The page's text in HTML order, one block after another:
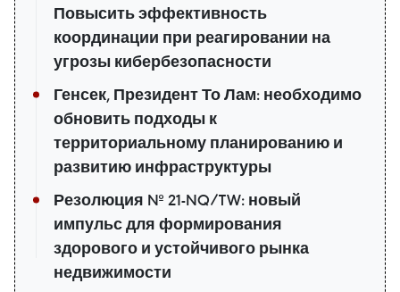
Повысить эффективность
координации при реагировании на
угрозы кибербезопасности
Генсек, Президент То Лам: необходимо
обновить подходы к
территориальному планированию и
развитию инфраструктуры
Резолюция № 21-NQ/TW: новый
импульс для формирования
здорового и устойчивого рынка
недвижимости